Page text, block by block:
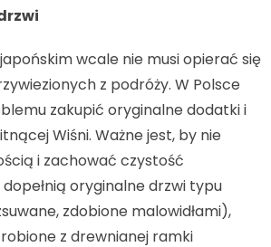
wcale nie musi opierać się
z podróży. W Polsce
zakupić oryginalne dodatki i
Wiśni. Ważne jest, by nie
i zachować czystość
oryginalne drzwi typu
zdobione malowidłami),
z drewnianej ramki